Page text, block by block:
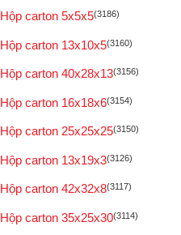
Hộp carton 5x5x5(3186)
Hộp carton 13x10x5(3160)
Hộp carton 40x28x13(3156)
Hộp carton 16x18x6(3154)
Hộp carton 25x25x25(3150)
Hộp carton 13x19x3(3126)
Hộp carton 42x32x8(3117)
Hộp carton 35x25x30(3114)